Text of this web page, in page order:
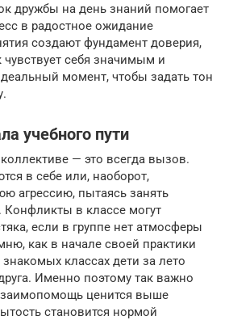
дружбы на день знаний помогает
в радостное ожидание
создают фундамент доверия,
себя значимым и
момент, чтобы задать тон
учебного пути
— это всегда вызов.
в себе или, наоборот,
агрессию, пытаясь занять
Конфликты в классе могут
если в группе нет атмосферы
как в начале своей практики
классах дети за лето
Именно поэтому так важно
ценится выше
становится нормой